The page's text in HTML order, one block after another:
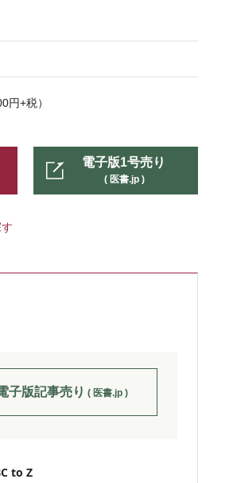
円+税）
電子版1号売り
( 医書.jp )
子版記事売り ( 医書.jp )
to Z